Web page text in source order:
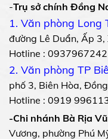
-Trụ sở chính Đồng
1. Văn phòng Long
đường Lê Duẩn, Ấp
Hotline :
2. Văn phòng TP
phố 3, Biên Hòa,
Hotline : 0919
-Chi nhánh Bà Rịa
Vương, phường Phú